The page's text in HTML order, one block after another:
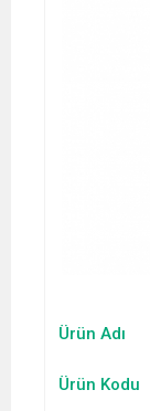
Ürün Adı
Ürün Kodu